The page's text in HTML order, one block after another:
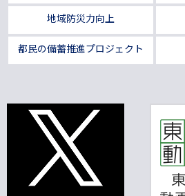
地域防災力向上
都民の備蓄推進プロジェクト